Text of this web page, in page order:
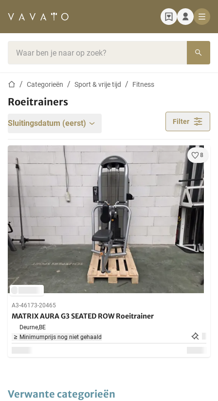
StartpaginaCategorieën Sport & vrije tijd Fitness
Roeitrainers
Sluitingsdatum (eerst) Filter
8
A3-46173-20465
MATRIX AURA G3 SEATED ROW Roeitrainer
Deurne,BE
Minimumprijs nog niet gehaald
Verwante categorieën